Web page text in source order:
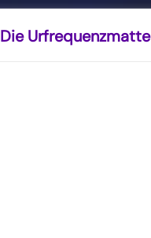
Die Urfrequenzmatte